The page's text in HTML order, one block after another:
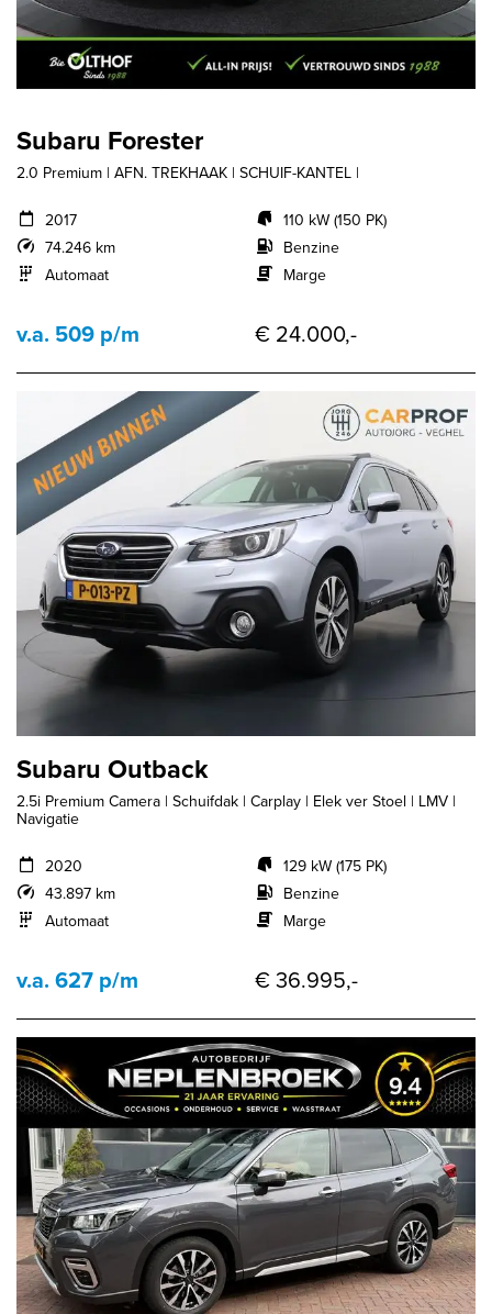
Subaru Forester
2.0 Premium | AFN. TREKHAAK | SCHUIF-KANTEL |
2017
74.246 km
Automaat
110 kW (150 PK)
Benzine
Marge
v.a. 509 p/m € 24.000,-
Subaru Outback
2.5i Premium Camera | Schuifdak | Carplay | Elek ver Stoel | LMV |
Navigatie
2020
43.897 km
Automaat
129 kW (175 PK)
Benzine
Marge
v.a. 627 p/m € 36.995,-